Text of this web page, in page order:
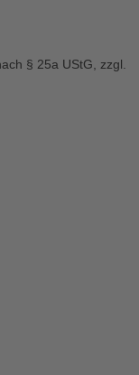
§ 25a UStG, zzgl.